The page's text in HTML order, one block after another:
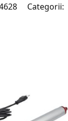
Categorii: